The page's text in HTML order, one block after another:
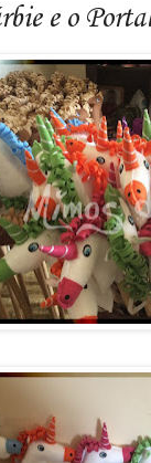
e o